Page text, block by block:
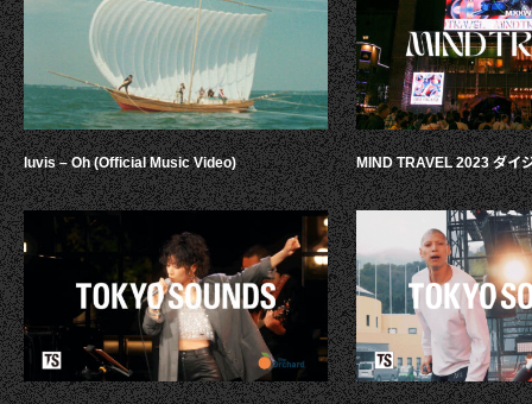
luvis – Oh (Official Music Video) MIND TRAVEL 2023 ダイ